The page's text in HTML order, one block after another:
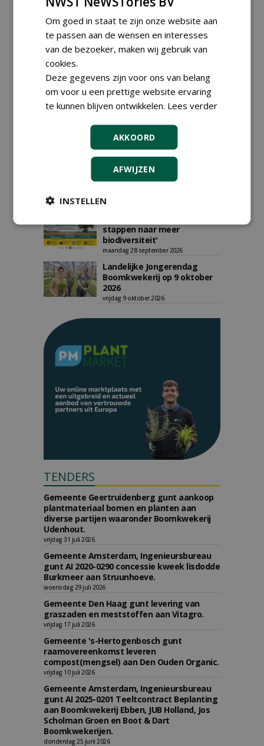
AGENDA
Vakdag 'All About Annuals'
zet eenjarige planten
centraal in Appeltern
DCM Innovation Expo op 1 en
2 september 2026
t/m woensdag 2 september 2026
Data Innovatiedagen
woensdag 9 september 2026
t/m vrijdag 18 september 2026
stappen naar meer
biodiversiteit'
maandag 28 september 2026
Landelijke Jongerendag
Boomkwekerij op 9 oktober
2026
vrijdag 9 oktober 2026
TENDERS
Gemeente Geertruidenberg gunt aankoop
plantmateriaal bomen en planten aan
diverse partijen waaronder Boomkwekerij
Udenhout.
vrijdag 31 juli 2026
Gemeente Amsterdam, Ingenieursbureau
gunt AI 2020-0290 concessie kweek lisdodde
Burkmeer aan Struunhoeve.
woensdag 29 juli 2026
Gemeente Den Haag gunt levering van
graszaden en meststoffen aan Vitagro.
vrijdag 17 juli 2026
Gemeente 's-Hertogenbosch gunt
raamovereenkomst leveren
compost(mengsel) aan Den Ouden Organic.
vrijdag 10 juli 2026
Gemeente Amsterdam, Ingenieursbureau
gunt AI 2025-0201 Teeltcontract Beplanting
aan Boomkwekerij Ebben, JUB Holland, Jos
Scholman Groen en Boot & Dart
Boomkwekerijen.
donderdag 25 juni 2026
Om goed in staat te zijn onze website aan
te passen aan de wensen en interesses
van de bezoeker, maken wij gebruik van
cookies.
Deze gegevens zijn voor ons van belang
om voor u een prettige website ervaring
te kunnen blijven ontwikkelen. Lees verder
AKKOORD
AFWIJZEN
INSTELLEN